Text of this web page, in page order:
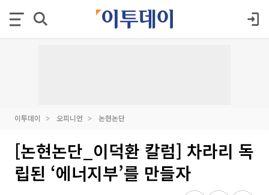
이투데이 오피니언 논현논단
[논현논단_이덕환 칼럼] 차라리 독
립된 ‘에너지부’를 만들자